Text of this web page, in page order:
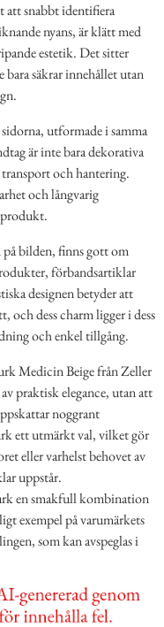
att snabbt identifiera
nyans, är klätt med
estetik. Det sitter
bara säkrar innehållet utan
utformade i samma
är inte bara dekorativa
och hantering.
och långvarig
produkt.
bilden, finns gott om
förbandsartiklar
designen betyder att
och dess charm ligger i dess
och enkel tillgång.
Medicin Beige från Zeller
praktisk elegance, utan att
noggrant
ett utmärkt val, vilket gör
eller varhelst behovet av
uppstår.
en smakfull kombination
exempel på varumärkets
som kan avspeglas i